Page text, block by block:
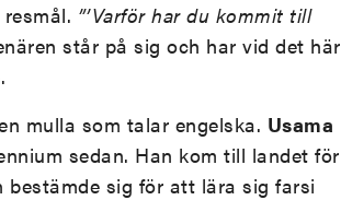
”’Varför har du kommit till
står på sig och har vid det här
mulla som talar engelska. Usama
sedan. Han kom till landet för
sig för att lära sig farsi